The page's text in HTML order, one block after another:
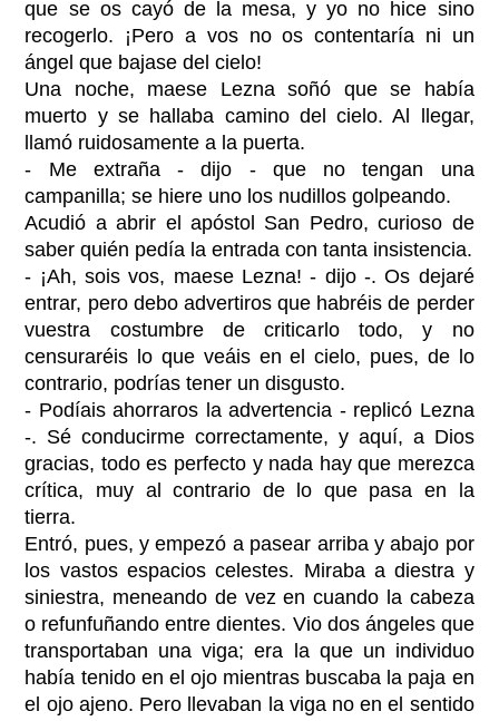
que se os cayó de la mesa, y yo no hice sino
recogerlo. ¡Pero a vos no os contentaría ni un
ángel que bajase del cielo!
Una noche, maese Lezna soñó que se había
muerto y se hallaba camino del cielo. Al llegar,
llamó ruidosamente a la puerta.
- Me extraña - dijo - que no tengan una
campanilla; se hiere uno los nudillos golpeando.
Acudió a abrir el apóstol San Pedro, curioso de
saber quién pedía la entrada con tanta insistencia.
- ¡Ah, sois vos, maese Lezna! - dijo -. Os dejaré
entrar, pero debo advertiros que habréis de perder
vuestra costumbre de criticarlo todo, y no
censuraréis lo que veáis en el cielo, pues, de lo
contrario, podrías tener un disgusto.
- Podíais ahorraros la advertencia - replicó Lezna
-. Sé conducirme correctamente, y aquí, a Dios
gracias, todo es perfecto y nada hay que merezca
crítica, muy al contrario de lo que pasa en la
tierra.
Entró, pues, y empezó a pasear arriba y abajo por
los vastos espacios celestes. Miraba a diestra y
siniestra, meneando de vez en cuando la cabeza
o refunfuñando entre dientes. Vio dos ángeles que
transportaban una viga; era la que un individuo
había tenido en el ojo mientras buscaba la paja en
el ojo ajeno. Pero llevaban la viga no en el sentido